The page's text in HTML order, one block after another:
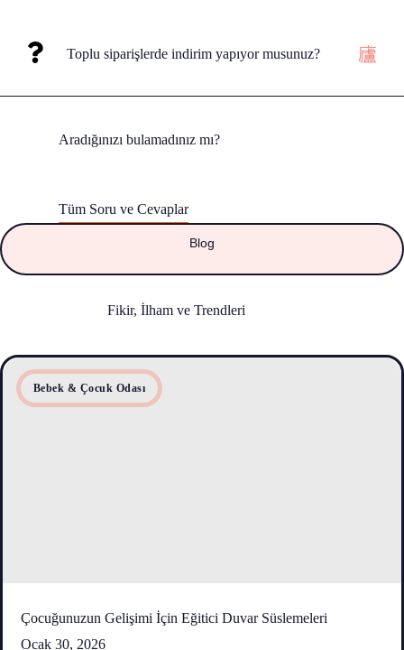
Toplu siparişlerde indirim yapıyor musunuz?
Aradığınızı bulamadınız mı?
Tüm Soru ve Cevaplar
Blog
Fikir, İlham ve Trendleri
Bebek & Çocuk Odası
Çocuğunuzun Gelişimi İçin Eğitici Duvar Süslemeleri
Ocak 30, 2026